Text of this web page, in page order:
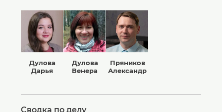
Дулова
Дарья
Дулова
Венера
Пряников
Александр
Сводка по делу